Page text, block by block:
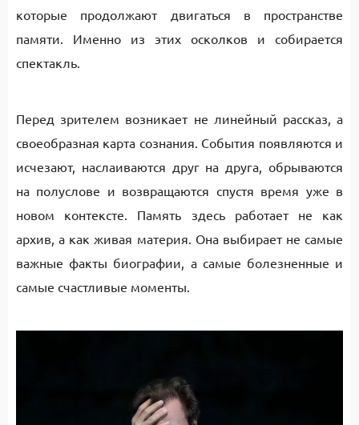
которые продолжают двигаться в пространстве
памяти. Именно из этих осколков и собирается
спектакль.
Перед зрителем возникает не линейный рассказ, а
своеобразная карта сознания. События появляются и
исчезают, наслаиваются друг на друга, обрываются
на полуслове и возвращаются спустя время уже в
новом контексте. Память здесь работает не как
архив, а как живая материя. Она выбирает не самые
важные факты биографии, а самые болезненные и
самые счастливые моменты.